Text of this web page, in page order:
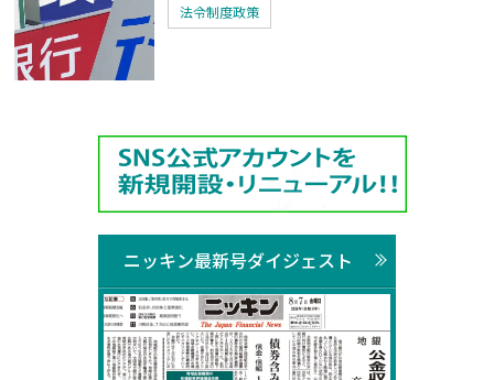
法令制度政策
ニッキン最新号ダイジェスト